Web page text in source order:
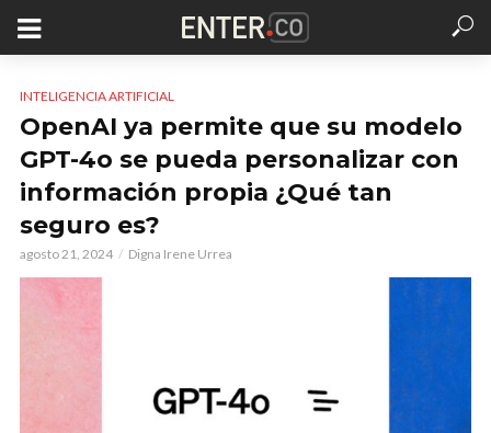
INTELIGENCIA ARTIFICIAL
OpenAI ya permite que su modelo
GPT-4o se pueda personalizar con
información propia ¿Qué tan
seguro es?
agosto 21, 2024 Digna Irene Urrea